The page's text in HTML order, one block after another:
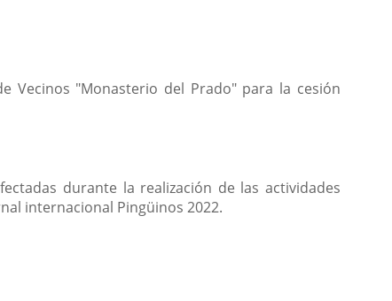
Vecinos "Monasterio del Prado" para la cesión
durante la realización de las actividades
internacional Pingüinos 2022.